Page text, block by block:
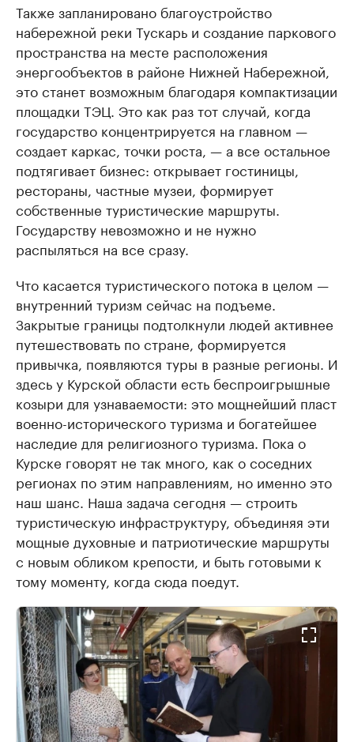
Также запланировано благоустройство
набережной реки Тускарь и создание паркового
пространства на месте расположения
энергообъектов в районе Нижней Набережной,
это станет возможным благодаря компактизации
площадки ТЭЦ. Это как раз тот случай, когда
государство концентрируется на главном —
создает каркас, точки роста, — а все остальное
подтягивает бизнес: открывает гостиницы,
рестораны, частные музеи, формирует
собственные туристические маршруты.
Государству невозможно и не нужно
распыляться на все сразу.
Что касается туристического потока в целом —
внутренний туризм сейчас на подъеме.
Закрытые границы подтолкнули людей активнее
путешествовать по стране, формируется
привычка, появляются туры в разные регионы. И
здесь у Курской области есть беспроигрышные
козыри для узнаваемости: это мощнейший пласт
военно-исторического туризма и богатейшее
наследие для религиозного туризма. Пока о
Курске говорят не так много, как о соседних
регионах по этим направлениям, но именно это
наш шанс. Наша задача сегодня — строить
туристическую инфраструктуру, объединяя эти
мощные духовные и патриотические маршруты
с новым обликом крепости, и быть готовыми к
тому моменту, когда сюда поедут.